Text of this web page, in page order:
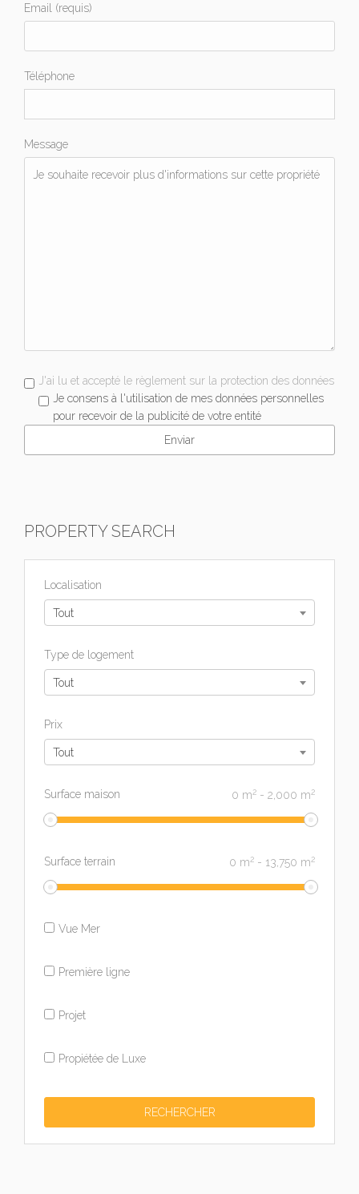
Email (requis)
Téléphone
Message
J'ai lu et accepté le règlement sur la protection des données
Je consens à l'utilisation de mes données personnelles
pour recevoir de la publicité de votre entité
PROPERTY SEARCH
Localisation
Tout
Type de logement
Tout
Prix
Tout
Surface maison 0 m2 - 2,000 m2
Surface terrain 0 m2 - 13,750 m2
Vue Mer
Première ligne
Projet
Propiétée de Luxe